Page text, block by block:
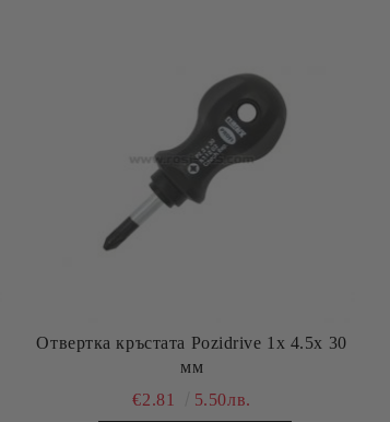
Отвертка кръстата Pozidrive 1х 4.5х 30
мм
€2.81
5.50лв.